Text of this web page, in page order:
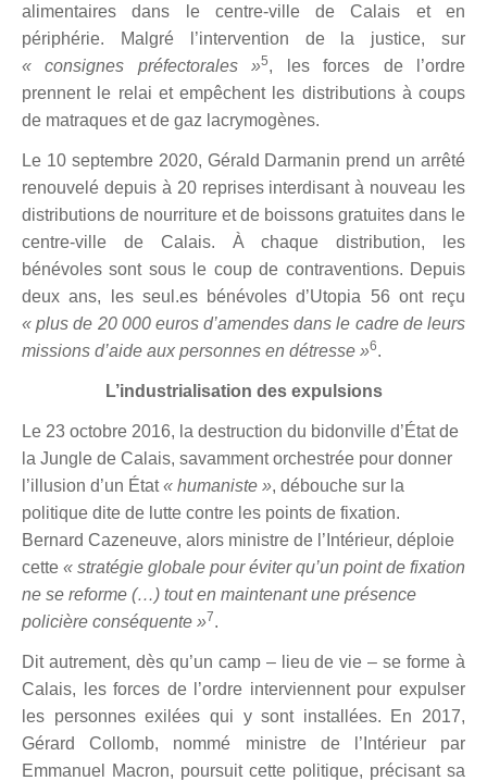
alimentaires dans le centre-ville de Calais et en
périphérie. Malgré l’intervention de la justice, sur
« consignes préfectorales »5, les forces de l’ordre
prennent le relai et empêchent les distributions à coups
de matraques et de gaz lacrymogènes.
Le 10 septembre 2020, Gérald Darmanin prend un arrêté
renouvelé depuis à 20 reprises interdisant à nouveau les
distributions de nourriture et de boissons gratuites dans le
centre-ville de Calais. À chaque distribution, les
bénévoles sont sous le coup de contraventions. Depuis
deux ans, les seul.es bénévoles d’Utopia 56 ont reçu
« plus de 20 000 euros d’amendes dans le cadre de leurs
missions d’aide aux personnes en détresse »6.
L’industrialisation des expulsions
Le 23 octobre 2016, la destruction du bidonville d’État de
la Jungle de Calais, savamment orchestrée pour donner
l’illusion d’un État« humaniste », débouche sur la
politique dite de lutte contre les points de fixation.
Bernard Cazeneuve, alors ministre de l’Intérieur, déploie
cette « stratégie globale pour éviter qu’un point de fixation
ne se reforme (…) tout en maintenant une présence
policière conséquente »7.
Dit autrement, dès qu’un camp – lieu de vie – se forme à
Calais, les forces de l’ordre interviennent pour expulser
les personnes exilées qui y sont installées. En 2017,
Gérard Collomb, nommé ministre de l’Intérieur par
Emmanuel Macron, poursuit cette politique, précisant sa